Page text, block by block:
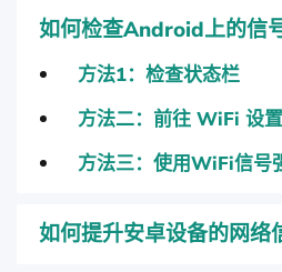
如何检查Android上的信
方法1：检查状态栏
方法二：前往 WiFi 设置
方法三：使用WiFi信号
如何提升安卓设备的网络